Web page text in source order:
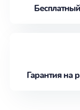
Гарантия на